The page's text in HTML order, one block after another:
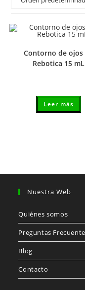
Contorno de ojos
Rebotica 15 mL
Leer más
Nuestra Web
Quiénes somos
Preguntas
Blog
Contacto